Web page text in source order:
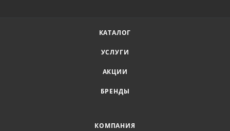
КАТАЛОГ
УСЛУГИ
АКЦИИ
БРЕНДЫ
КОМПАНИЯ